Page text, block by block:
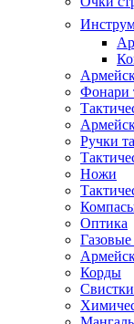
Фонари
Ручки
Ножи
Оптика
Корды